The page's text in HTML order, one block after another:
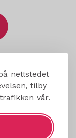
nettstedet
tilby
vår.